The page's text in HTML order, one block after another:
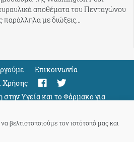
βελτιστοποιούμε τον ιστότοπό μας και
αποθέματα του Πενταγώνου
παράλληλα με διώξεις…
Eπικοινωνία
Χρήσης
Υγεία και το Φάρμακο για
Support